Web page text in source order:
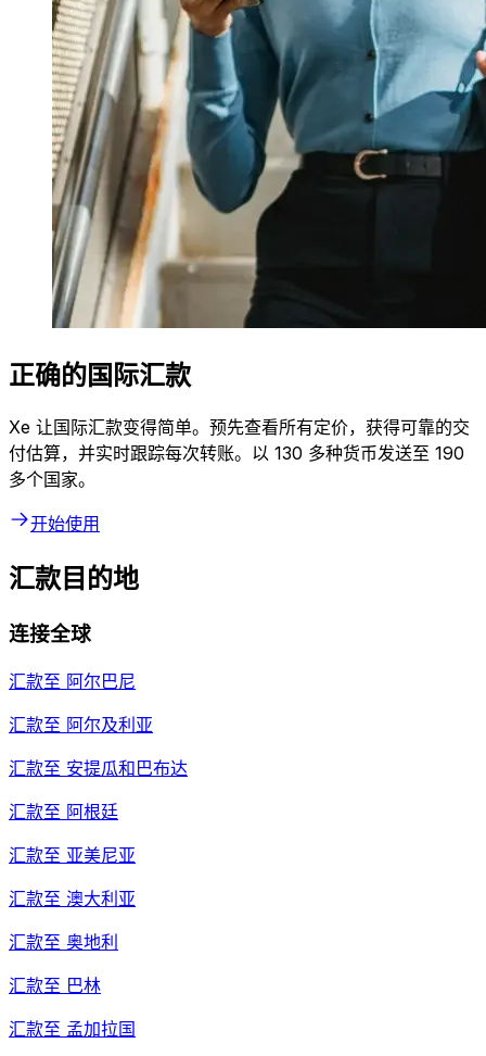
正确的国际汇款
Xe 让国际汇款变得简单。预先查看所有定价，获得可靠的交
付估算，并实时跟踪每次转账。以 130 多种货币发送至 190
多个国家。
开始使用
汇款目的地
连接全球
汇款至 阿尔巴尼
汇款至 阿尔及利亚
汇款至 安提瓜和巴布达
汇款至 阿根廷
汇款至 亚美尼亚
汇款至 澳大利亚
汇款至 奥地利
汇款至 巴林
汇款至 孟加拉国